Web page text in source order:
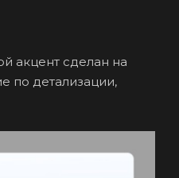
акцент сделан на
по детализации,